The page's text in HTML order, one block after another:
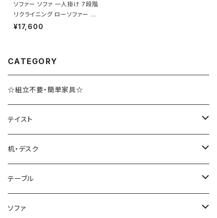
ソファー ソファ 一人掛け 7段階
リクライニング ローソファー 一
人暮らし 新生活 幅75
¥17,600
CATEGORY
☆組立不要・簡単家具☆
テイスト
ブルックリンスタイル
ホテルライク風インテリア
韓国インテリア
机・デスク
パソコンデスク・ワークデスク
学習机・勉強机
テーブル
サイズ
ソファ